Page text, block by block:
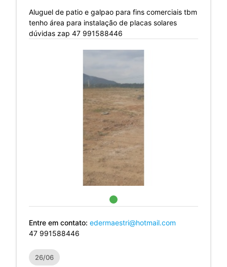
Aluguel de patio e galpao para fins comerciais tbm
tenho área para instalação de placas solares
dúvidas zap 47 991588446
Entre em contato: edermaestri@hotmail.com
47 991588446
26/06